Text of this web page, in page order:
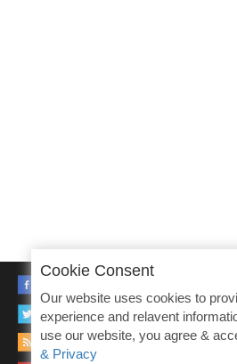
TWITTER
RSS
Cookie Consent
Our website uses cookies to
experience and relavent
use our website, you agree &
& Privacy